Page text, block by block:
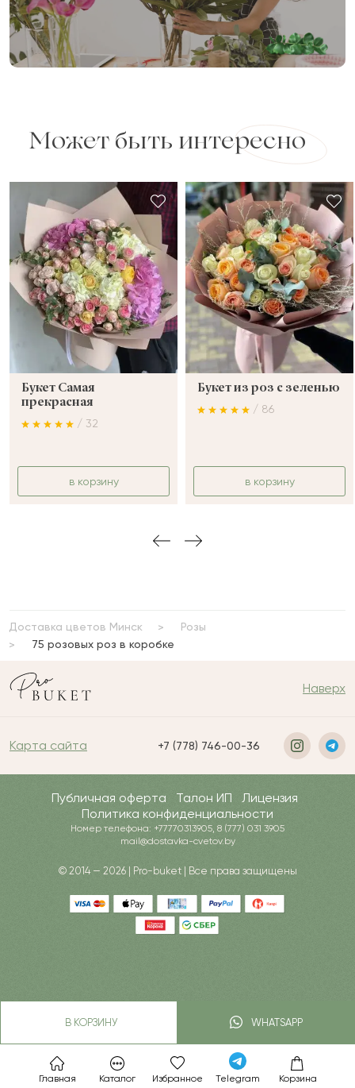
Главная Каталог Избранное Telegram Корзина
В КОРЗИНУ WHATSAPP
Может быть интересно
Букет Самая
прекрасная
/ 32
в корзину
Букет из роз с зеленью
/ 86
в корзину
Доставка цветов Минск
Розы
75 розовых роз в коробке
Наверх
Карта сайта +7 (778) 746-00-36
Публичная оферта Талон ИП
Лицензия
Политика конфиденциальности
Номер телефона: +77770313905, 8 (777) 031 3905
mail@dostavka-cvetov.by
© 2014 — 2026 | Pro-buket | Все права защищены